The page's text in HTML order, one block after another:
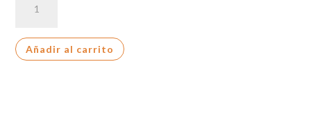
ORANGE
BOTELLA
Añadir al carrito